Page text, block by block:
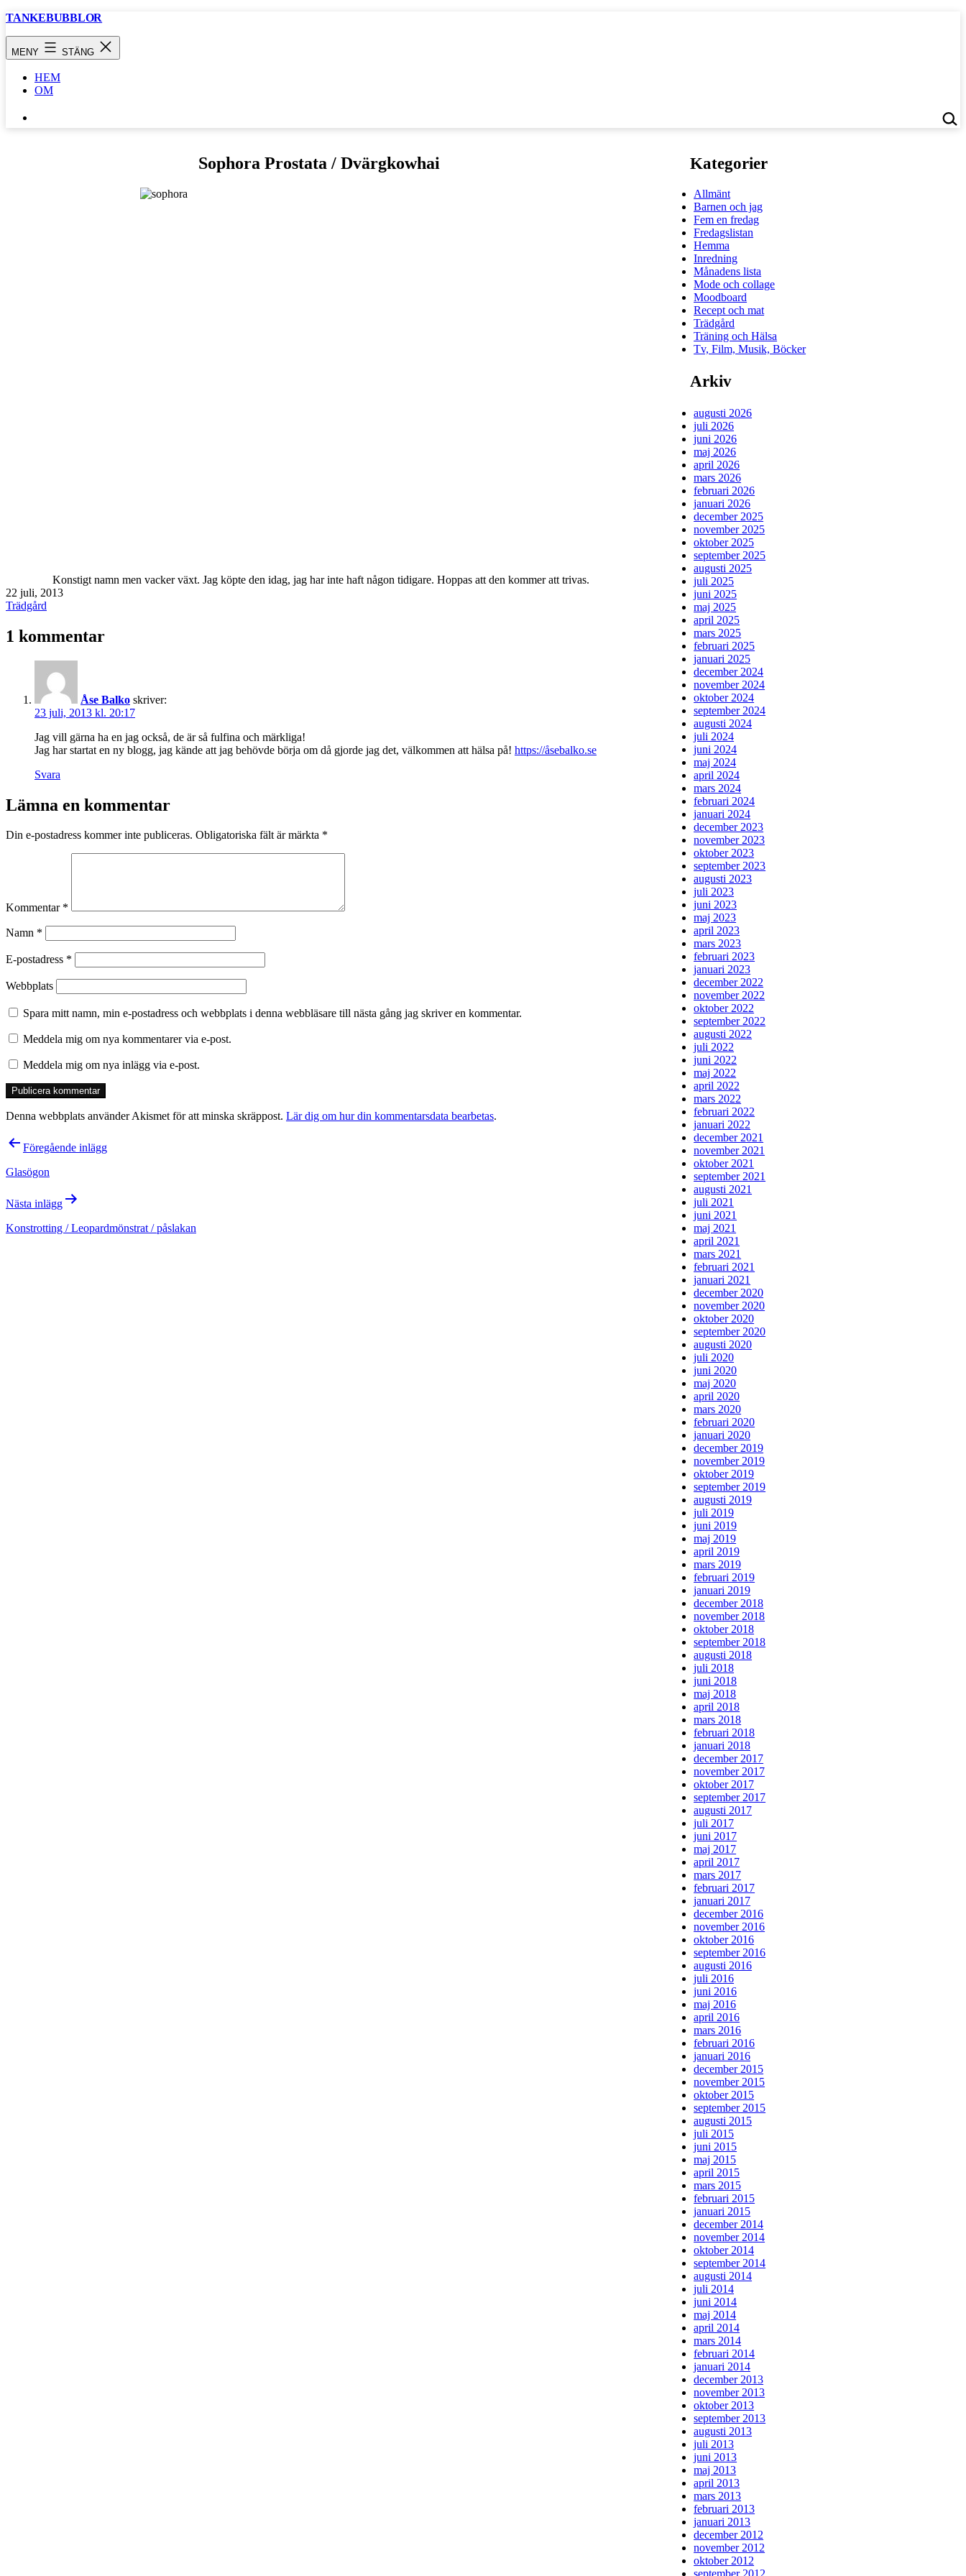
Hoppa
TANKEBUBBLOR
MENY STÄNG
HEM
OM
…
Sophora Prostata / Dvärgkowhai
Konstigt namn men vacker växt. Jag köpte den idag, jag har inte haft någon tidigare. Hoppas att den kommer att trivas.
Publicerat
den
22 juli, 2013
Kategoriserat
Trädgård
1 kommentar
Åse Balko skriver:
23 juli, 2013 kl. 20:17
Jag vill gärna ha en jag också, de är så fulfina och märkliga!
Jag har startat en ny blogg, jag kände att jag behövde börja om då gjorde jag det, välkommen att hälsa på! https://åsebalko.se
Svara
Lämna en kommentar
Din e-postadress kommer inte publiceras. Obligatoriska fält är märkta *
Kommentar *
Namn *
E-postadress *
Webbplats
Spara mitt namn, min e-postadress och webbplats i denna webbläsare till nästa gång jag skriver en kommentar.
Meddela mig om nya kommentarer via e-post.
Meddela mig om nya inlägg via e-post.
Denna webbplats använder Akismet för att minska skräppost. Lär dig om hur din kommentarsdata bearbetas.
Inläggsnavigering
Föregående inlägg
Glasögon
Nästa inlägg
Konstrotting / Leopardmönstrat / påslakan
Kategorier
Allmänt
Barnen och jag
Fem en fredag
Fredagslistan
Hemma
Inredning
Månadens lista
Mode och collage
Moodboard
Recept och mat
Trädgård
Träning och Hälsa
Tv, Film, Musik, Böcker
Arkiv
augusti 2026
juli 2026
juni 2026
maj 2026
april 2026
mars 2026
februari 2026
januari 2026
december 2025
november 2025
oktober 2025
september 2025
augusti 2025
juli 2025
juni 2025
maj 2025
april 2025
mars 2025
februari 2025
januari 2025
december 2024
november 2024
oktober 2024
september 2024
augusti 2024
juli 2024
juni 2024
maj 2024
april 2024
mars 2024
februari 2024
januari 2024
december 2023
november 2023
oktober 2023
september 2023
augusti 2023
juli 2023
juni 2023
maj 2023
april 2023
mars 2023
februari 2023
januari 2023
december 2022
november 2022
oktober 2022
september 2022
augusti 2022
juli 2022
juni 2022
maj 2022
april 2022
mars 2022
februari 2022
januari 2022
december 2021
november 2021
oktober 2021
september 2021
augusti 2021
juli 2021
juni 2021
maj 2021
april 2021
mars 2021
februari 2021
januari 2021
december 2020
november 2020
oktober 2020
september 2020
augusti 2020
juli 2020
juni 2020
maj 2020
april 2020
mars 2020
februari 2020
januari 2020
december 2019
november 2019
oktober 2019
september 2019
augusti 2019
juli 2019
juni 2019
maj 2019
april 2019
mars 2019
februari 2019
januari 2019
december 2018
november 2018
oktober 2018
september 2018
augusti 2018
juli 2018
juni 2018
maj 2018
april 2018
mars 2018
februari 2018
januari 2018
december 2017
november 2017
oktober 2017
september 2017
augusti 2017
juli 2017
juni 2017
maj 2017
april 2017
mars 2017
februari 2017
januari 2017
december 2016
november 2016
oktober 2016
september 2016
augusti 2016
juli 2016
juni 2016
maj 2016
april 2016
mars 2016
februari 2016
januari 2016
december 2015
november 2015
oktober 2015
september 2015
augusti 2015
juli 2015
juni 2015
maj 2015
april 2015
mars 2015
februari 2015
januari 2015
december 2014
november 2014
oktober 2014
september 2014
augusti 2014
juli 2014
juni 2014
maj 2014
april 2014
mars 2014
februari 2014
januari 2014
december 2013
november 2013
oktober 2013
september 2013
augusti 2013
juli 2013
juni 2013
maj 2013
april 2013
mars 2013
februari 2013
januari 2013
december 2012
november 2012
oktober 2012
september 2012